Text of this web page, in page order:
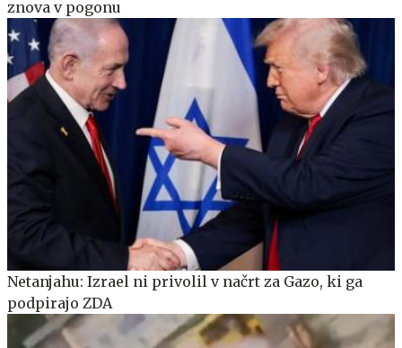
znova v pogonu
Netanjahu: Izrael ni privolil v načrt za Gazo, ki ga
podpirajo ZDA